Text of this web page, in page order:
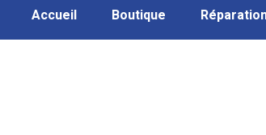
Accueil Boutique